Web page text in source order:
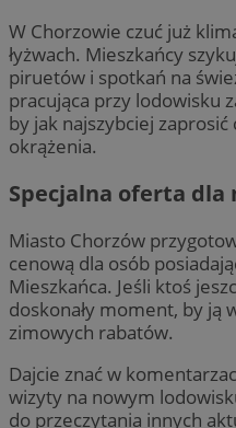
W Chorzowie czuć już
łyżwach. Mieszkańcy
piruetów i spotkań na
pracująca przy lodowisku
by jak najszybciej
okrążenia.
Specjalna oferta dla
Miasto Chorzów
cenową dla osób
Mieszkańca. Jeśli ktoś
doskonały moment, by ją
zimowych rabatów.
Dajcie znać w
wizyty na nowym
do przeczytania innych